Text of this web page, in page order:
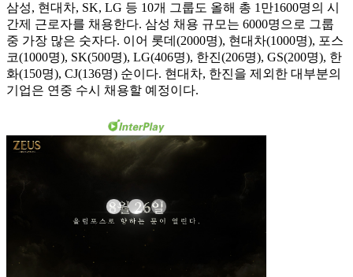
삼성, 현대차, SK, LG 등 10개 그룹도 올해 총 1만1600명의 시
간제 근로자를 채용한다. 삼성 채용 규모는 6000명으로 그룹
중 가장 많은 숫자다. 이어 롯데(2000명), 현대차(1000명), 포스
코(1000명), SK(500명), LG(406명), 한진(206명), GS(200명), 한
화(150명), CJ(136명) 순이다. 현대차, 한진을 제외한 대부분의
기업은 연중 수시 채용할 예정이다.